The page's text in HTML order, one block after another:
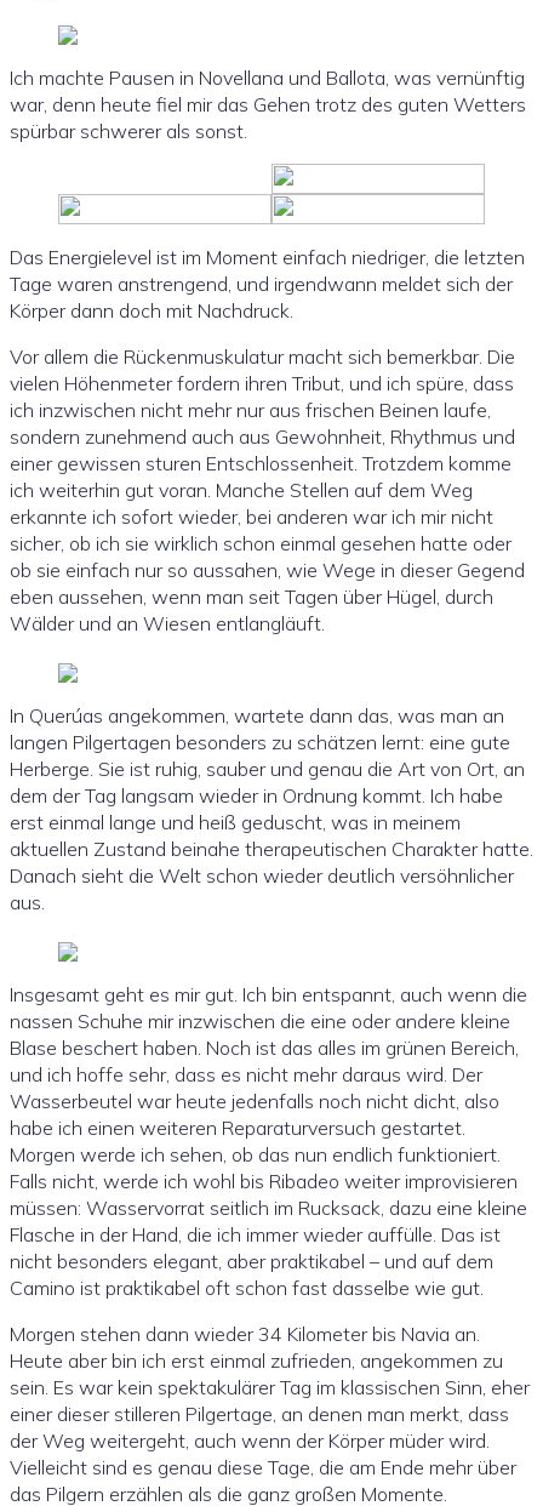
Ich machte Pausen in Novellana und Ballota, was vernünftig
war, denn heute fiel mir das Gehen trotz des guten Wetters
spürbar schwerer als sonst.
Das Energielevel ist im Moment einfach niedriger, die letzten
Tage waren anstrengend, und irgendwann meldet sich der
Körper dann doch mit Nachdruck.
Vor allem die Rückenmuskulatur macht sich bemerkbar. Die
vielen Höhenmeter fordern ihren Tribut, und ich spüre, dass
ich inzwischen nicht mehr nur aus frischen Beinen laufe,
sondern zunehmend auch aus Gewohnheit, Rhythmus und
einer gewissen sturen Entschlossenheit. Trotzdem komme
ich weiterhin gut voran. Manche Stellen auf dem Weg
erkannte ich sofort wieder, bei anderen war ich mir nicht
sicher, ob ich sie wirklich schon einmal gesehen hatte oder
ob sie einfach nur so aussahen, wie Wege in dieser Gegend
eben aussehen, wenn man seit Tagen über Hügel, durch
Wälder und an Wiesen entlangläuft.
In Querúas angekommen, wartete dann das, was man an
langen Pilgertagen besonders zu schätzen lernt: eine gute
Herberge. Sie ist ruhig, sauber und genau die Art von Ort, an
dem der Tag langsam wieder in Ordnung kommt. Ich habe
erst einmal lange und heiß geduscht, was in meinem
aktuellen Zustand beinahe therapeutischen Charakter hatte.
Danach sieht die Welt schon wieder deutlich versöhnlicher
aus.
Insgesamt geht es mir gut. Ich bin entspannt, auch wenn die
nassen Schuhe mir inzwischen die eine oder andere kleine
Blase beschert haben. Noch ist das alles im grünen Bereich,
und ich hoffe sehr, dass es nicht mehr daraus wird. Der
Wasserbeutel war heute jedenfalls noch nicht dicht, also
habe ich einen weiteren Reparaturversuch gestartet.
Morgen werde ich sehen, ob das nun endlich funktioniert.
Falls nicht, werde ich wohl bis Ribadeo weiter improvisieren
müssen: Wasservorrat seitlich im Rucksack, dazu eine kleine
Flasche in der Hand, die ich immer wieder auffülle. Das ist
nicht besonders elegant, aber praktikabel – und auf dem
Camino ist praktikabel oft schon fast dasselbe wie gut.
Morgen stehen dann wieder 34 Kilometer bis Navia an.
Heute aber bin ich erst einmal zufrieden, angekommen zu
sein. Es war kein spektakulärer Tag im klassischen Sinn, eher
einer dieser stilleren Pilgertage, an denen man merkt, dass
der Weg weitergeht, auch wenn der Körper müder wird.
Vielleicht sind es genau diese Tage, die am Ende mehr über
das Pilgern erzählen als die ganz großen Momente.